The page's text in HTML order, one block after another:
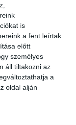
is
a fent leírtak
előtt
személyes
áll tiltakozni az
a
oldal alján